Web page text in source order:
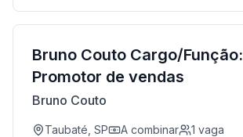
Bruno Couto Cargo/Função:
Promotor de vendas
Bruno Couto
Taubaté, SP A combinar 1 vaga